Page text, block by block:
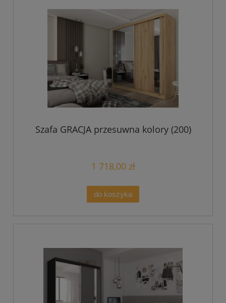
Szafa GRACJA przesuwna kolory (200)
1 718,00 zł
do koszyka